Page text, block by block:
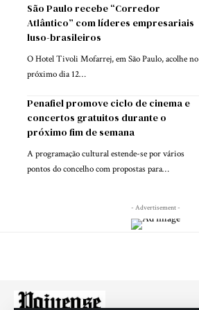
São Paulo recebe “Corredor
Atlântico” com líderes empresariais
luso-brasileiros
O Hotel Tivoli Mofarrej, em São Paulo, acolhe no
próximo dia 12…
Penafiel promove ciclo de cinema e
concertos gratuitos durante o
próximo fim de semana
A programação cultural estende-se por vários
pontos do concelho com propostas para…
- Advertisement -